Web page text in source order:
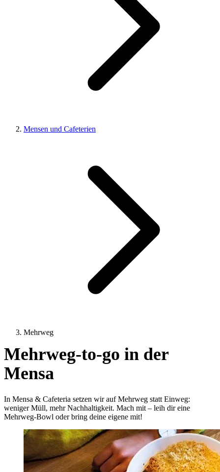
Mensen und Cafeterien
Mehrweg
Mehrweg-to-go in der
Mensa
In Mensa & Cafeteria setzen wir auf Mehrweg statt Einweg:
weniger Müll, mehr Nachhaltigkeit. Mach mit – leih dir eine
Mehrweg-Bowl oder bring deine eigene mit!